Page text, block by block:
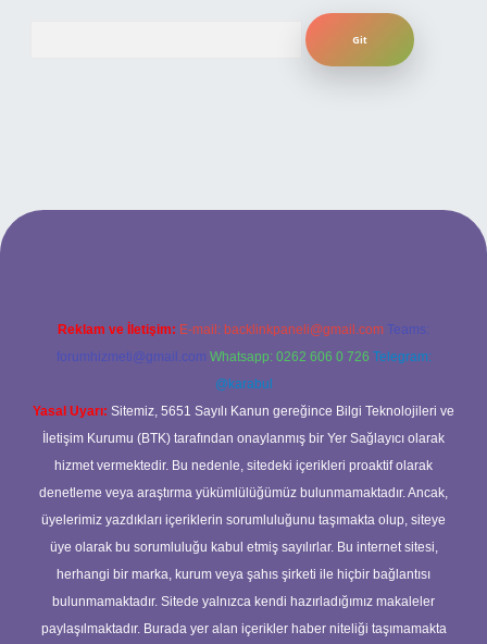
yeni giriş
Reklam ve İletişim: E-mail: backlinkpaneli@gmail.com Teams:
forumhizmeti@gmail.com Whatsapp: 0262 606 0 726 Telegram:
@karabul
Yasal Uyarı: Sitemiz, 5651 Sayılı Kanun gereğince Bilgi Teknolojileri ve
İletişim Kurumu (BTK) tarafından onaylanmış bir Yer Sağlayıcı olarak
hizmet vermektedir. Bu nedenle, sitedeki içerikleri proaktif olarak
denetleme veya araştırma yükümlülüğümüz bulunmamaktadır. Ancak,
üyelerimiz yazdıkları içeriklerin sorumluluğunu taşımakta olup, siteye
üye olarak bu sorumluluğu kabul etmiş sayılırlar. Bu internet sitesi,
herhangi bir marka, kurum veya şahıs şirketi ile hiçbir bağlantısı
bulunmamaktadır. Sitede yalnızca kendi hazırladığımız makaleler
paylaşılmaktadır. Burada yer alan içerikler haber niteliği taşımamakta